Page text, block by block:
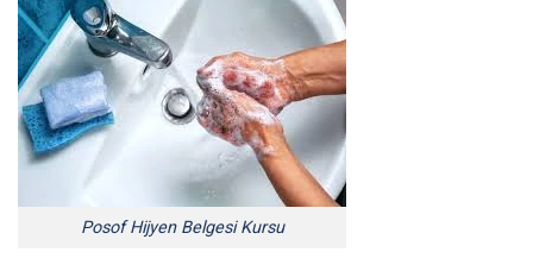
Posof Hijyen Belgesi Kursu